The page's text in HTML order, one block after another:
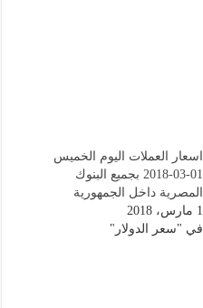
اسعار العملات اليوم الخميس
01-03-2018 بجميع البنوك
المصرية داخل الجمهورية
1 مارس، 2018
في "سعر الدولار"